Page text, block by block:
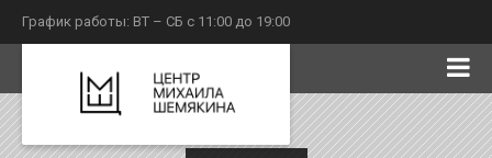
График работы: ВТ – СБ с 11:00 до 19:00